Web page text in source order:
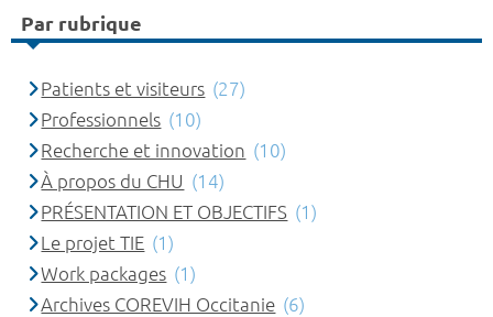
Par rubrique
Patients et visiteurs (27)
Professionnels (10)
Recherche et innovation (10)
À propos du CHU (14)
PRÉSENTATION ET OBJECTIFS (1)
Le projet TIE (1)
Work packages (1)
Archives COREVIH Occitanie (6)